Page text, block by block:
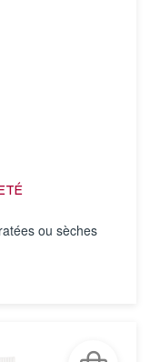
ou sèches